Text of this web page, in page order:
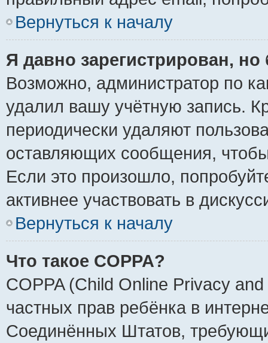
Вернуться к началу
Я давно зарегистрирован,
Возможно, администратор по
удалил вашу учётную запись.
периодически удаляют
оставляющих сообщения,
Если это произошло,
активнее участвовать в
Вернуться к началу
Что такое COPPA?
COPPA (Child Online Privacy
частных прав ребёнка в
Соединённых Штатов,